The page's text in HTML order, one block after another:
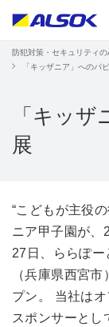
防犯対策・セキュリティ
「キッザニア」へのパ
「キッ
展
“こどもが主役
ニア甲子園が、
27日、ららぽー
（兵庫県西宮市
プン。 当社は
スポンサーとし